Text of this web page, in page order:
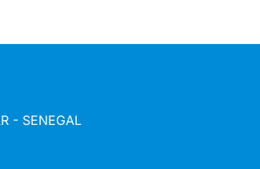
- SENEGAL